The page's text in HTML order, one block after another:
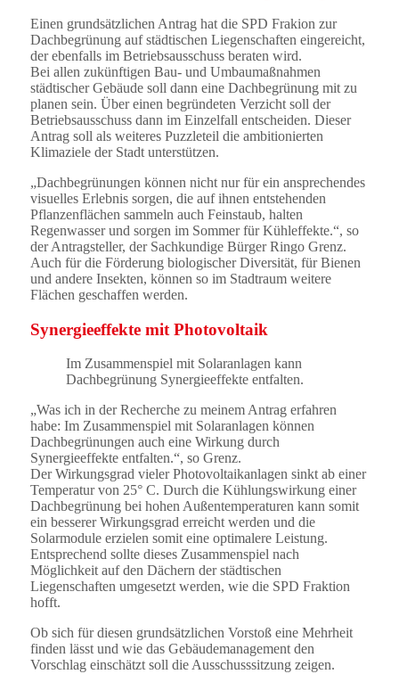
Einen grundsätzlichen Antrag hat die SPD Frakion zur
Dachbegrünung auf städtischen Liegenschaften eingereicht,
der ebenfalls im Betriebsausschuss beraten wird.
Bei allen zukünftigen Bau- und Umbaumaßnahmen
städtischer Gebäude soll dann eine Dachbegrünung mit zu
planen sein. Über einen begründeten Verzicht soll der
Betriebsausschuss dann im Einzelfall entscheiden. Dieser
Antrag soll als weiteres Puzzleteil die ambitionierten
Klimaziele der Stadt unterstützen.
„Dachbegrünungen können nicht nur für ein ansprechendes
visuelles Erlebnis sorgen, die auf ihnen entstehenden
Pflanzenflächen sammeln auch Feinstaub, halten
Regenwasser und sorgen im Sommer für Kühleffekte.“, so
der Antragsteller, der Sachkundige Bürger Ringo Grenz.
Auch für die Förderung biologischer Diversität, für Bienen
und andere Insekten, können so im Stadtraum weitere
Flächen geschaffen werden.
Synergieeffekte mit Photovoltaik
Im Zusammenspiel mit Solaranlagen kann
Dachbegrünung Synergieeffekte entfalten.
„Was ich in der Recherche zu meinem Antrag erfahren
habe: Im Zusammenspiel mit Solaranlagen können
Dachbegrünungen auch eine Wirkung durch
Synergieeffekte entfalten.“, so Grenz.
Der Wirkungsgrad vieler Photovoltaikanlagen sinkt ab einer
Temperatur von 25° C. Durch die Kühlungswirkung einer
Dachbegrünung bei hohen Außentemperaturen kann somit
ein besserer Wirkungsgrad erreicht werden und die
Solarmodule erzielen somit eine optimalere Leistung.
Entsprechend sollte dieses Zusammenspiel nach
Möglichkeit auf den Dächern der städtischen
Liegenschaften umgesetzt werden, wie die SPD Fraktion
hofft.
Ob sich für diesen grundsätzlichen Vorstoß eine Mehrheit
finden lässt und wie das Gebäudemanagement den
Vorschlag einschätzt soll die Ausschusssitzung zeigen.